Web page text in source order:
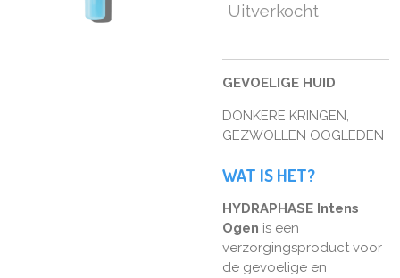
Uitverkocht
GEVOELIGE HUID
DONKERE KRINGEN,
GEZWOLLEN OOGLEDEN
WAT IS HET?
HYDRAPHASE Intens
Ogen is een
verzorgingsproduct voor
de gevoelige en